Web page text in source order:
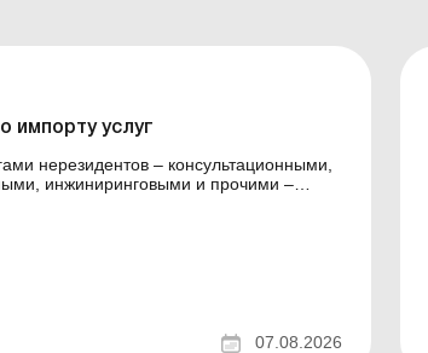
импорту услуг
нерезидентов – консультационными,
инжиниринговыми и прочими –
07.08.2026